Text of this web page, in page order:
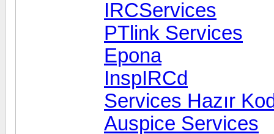
IRCServices
PTlink Services
Epona
InspIRCd
Services Hazır
Auspice Services